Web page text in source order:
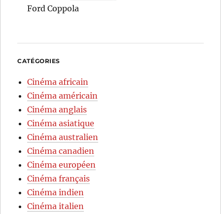
Ford Coppola
CATÉGORIES
Cinéma africain
Cinéma américain
Cinéma anglais
Cinéma asiatique
Cinéma australien
Cinéma canadien
Cinéma européen
Cinéma français
Cinéma indien
Cinéma italien